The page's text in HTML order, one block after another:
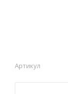
Артикул